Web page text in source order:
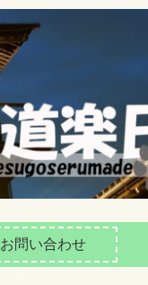
お問い合わせ